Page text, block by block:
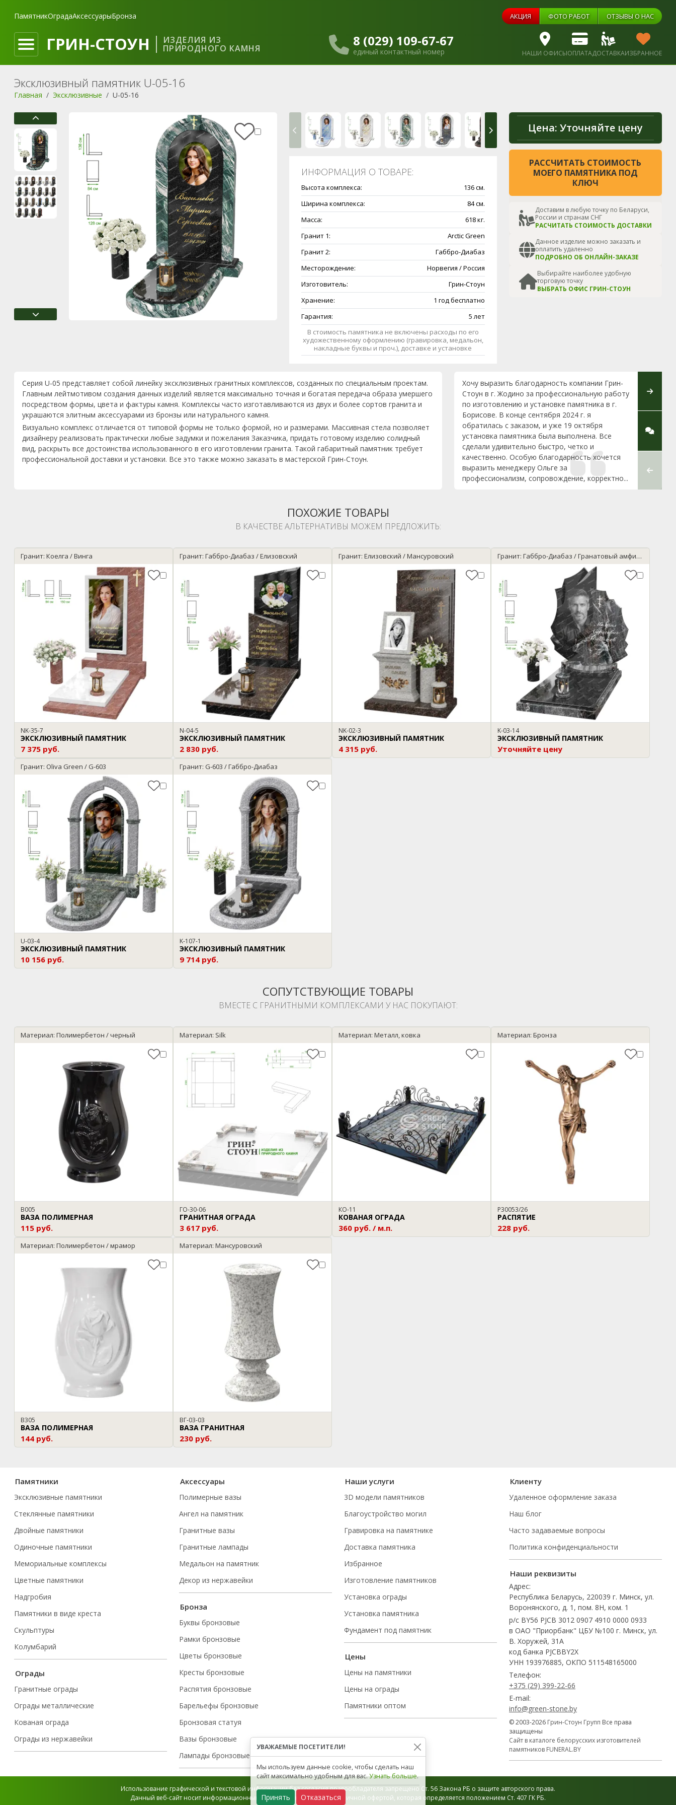
ПамятникОградаАксессуарыБронза АКЦИЯ ФОТО РАБОТ ОТЗЫВЫ О НАС
ГРИН-СТОУН ИЗДЕЛИЯ ИЗ
ПРИРОДНОГО КАМНЯ 8 (029) 109-67-67
единый контактный номер НАШИ ОФИСЫОПЛАТАДОСТАВКАИЗБРАННОЕ
Эксклюзивный памятник U-05-16
Главная Эксклюзивные U-05-16
Цена: Уточняйте цену
РАССЧИТАТЬ СТОИМОСТЬ
МОЕГО ПАМЯТНИКА ПОД
КЛЮЧ
Доставим в любую точку по Беларуси,
России и странам СНГ
РАСЧИТАТЬ СТОИМОСТЬ ДОСТАВКИ
Данное изделие можно заказать и
оплатить удаленно
ПОДРОБНО ОБ ОНЛАЙН-ЗАКАЗЕ
Выбирайте наиболее удобную
торговую точку
ВЫБРАТЬ ОФИС ГРИН-СТОУН
ИНФОРМАЦИЯ О ТОВАРЕ:
Высота комплекса:
136 см.
Ширина комплекса:
84 см.
Масса:
618 кг.
Гранит 1:
Arctic Green
Гранит 2:
Габбро-Диабаз
Месторождение:
Норвегия / Россия
Изготовитель:
Грин-Стоун
Хранение:
1 год бесплатно
Гарантия:
5 лет
В стоимость памятника не включены расходы по его
художественному оформлению (гравировка, медальон,
накладные буквы и проч.), доставке и установке
Серия U-05 представляет собой линейку эксклюзивных гранитных комплексов, созданных по специальным проектам.
Главным лейтмотивом создания данных изделий является максимально точная и богатая передача образа умершего
посредством формы, цвета и фактуры камня. Комплексы часто изготавливаются из двух и более сортов гранита и
украшаются элитным аксессуарами из бронзы или натурального камня.
Визуально комплекс отличается от типовой формы не только формой, но и размерами. Массивная стела позволяет
дизайнеру реализовать практически любые задумки и пожелания Заказчика, придать готовому изделию солидный
вид, раскрыть все достоинства использованного в его изготовлении гранита. Такой габаритный памятник требует
профессиональной доставки и установки. Все это также можно заказать в мастерской Грин-Стоун.
Хочу выразить благодарность компании Грин-
Стоун в г. Жодино за профессиональную работу
по изготовлению и установке памятника в г.
Борисове. В конце сентября 2024 г. я
обратилась с заказом, и уже 19 октября
установка памятника была выполнена. Все
сделали удивительно быстро, четко и
качественно. Особую благодарность хочется
выразить менеджеру Ольге за
профессионализм, сопровождение, корректно...
Марии
ПОХОЖИЕ ТОВАРЫ
В КАЧЕСТВЕ АЛЬТЕРНАТИВЫ МОЖЕМ ПРЕДЛОЖИТЬ:
Гранит: Коелга / Винга
NK-35-7
ЭКСКЛЮЗИВНЫЙ ПАМЯТНИК
7 375 руб.
Гранит: Габбро-Диабаз / Елизовский
N-04-5
ЭКСКЛЮЗИВНЫЙ ПАМЯТНИК
2 830 руб.
Гранит: Елизовский / Мансуровский
NK-02-3
ЭКСКЛЮЗИВНЫЙ ПАМЯТНИК
4 315 руб.
Гранит: Габбро-Диабаз / Гранатовый амфиболит
K-03-14
ЭКСКЛЮЗИВНЫЙ ПАМЯТНИК
Уточняйте цену
Гранит: Oliva Green / G-603
U-03-4
ЭКСКЛЮЗИВНЫЙ ПАМЯТНИК
10 156 руб.
Гранит: G-603 / Габбро-Диабаз
K-107-1
ЭКСКЛЮЗИВНЫЙ ПАМЯТНИК
9 714 руб.
СОПУТСТВУЮЩИЕ ТОВАРЫ
ВМЕСТЕ С ГРАНИТНЫМИ КОМПЛЕКСАМИ У НАС ПОКУПАЮТ:
Материал: Полимербетон / черный
В005
ВАЗА ПОЛИМЕРНАЯ
115 руб.
Материал: Silk
ГО-30-06
ГРАНИТНАЯ ОГРАДА
3 617 руб.
Материал: Металл, ковка
КО-11
КОВАНАЯ ОГРАДА
360 руб. / м.п.
Материал: Бронза
P30053/26
РАСПЯТИЕ
228 руб.
Материал: Полимербетон / мрамор
В305
ВАЗА ПОЛИМЕРНАЯ
144 руб.
Материал: Мансуровский
ВГ-03-03
ВАЗА ГРАНИТНАЯ
230 руб.
Памятники
Эксклюзивные памятники
Стеклянные памятники
Двойные памятники
Одиночные памятники
Мемориальные комплексы
Цветные памятники
Надгробия
Памятники в виде креста
Скульптуры
Колумбарий
Ограды
Гранитные ограды
Ограды металлические
Кованая ограда
Ограды из нержавейки
Аксессуары
Полимерные вазы
Ангел на памятник
Гранитные вазы
Гранитные лампады
Медальон на памятник
Декор из нержавейки
Бронза
Буквы бронзовые
Рамки бронзовые
Цветы бронзовые
Кресты бронзовые
Распятия бронзовые
Барельефы бронзовые
Бронзовая статуя
Вазы бронзовые
Лампады бронзовые
Наши услуги
3D модели памятников
Благоустройство могил
Гравировка на памятнике
Доставка памятника
Избранное
Изготовление памятников
Установка ограды
Установка памятника
Фундамент под памятник
Цены
Цены на памятники
Цены на ограды
Памятники оптом
Клиенту
Удаленное оформление заказа
Наш блог
Часто задаваемые вопросы
Политика конфиденциальности
Наши реквизиты
Адрес:
Республика Беларусь, 220039 г. Минск, ул.
Воронянского, д. 1, пом. 8Н, ком. 1
р/с BY56 PJCB 3012 0907 4910 0000 0933
в ОАО "Приорбанк" ЦБУ №100 г. Минск, ул.
В. Хоружей, 31А
код банка PJCBBY2X
УНН 193976885, ОКПО 511548165000
Телефон:
+375 (29) 399-22-66
E-mail:
info@green-stone.by
© 2003-2026 Грин-Стоун Групп Все права
защищены
Сайт в каталоге белорусских изготовителей
памятников FUNERAL.BY
Использование графической и текстовой информации без согласия правообладателя запрещено Ст. 56 Закона РБ о защите авторского права.
Данный веб-сайт носит информационный характер и не является публичной офертой, которая определяется положением Ст. 407 ГК РБ.
УВАЖАЕМЫЕ ПОСЕТИТЕЛИ!
Мы используем данные cookie, чтобы сделать наш
сайт максимально удобным для вас.Узнать больше.
Принять Отказаться